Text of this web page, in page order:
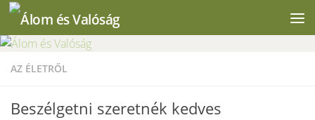
Skip to content
AZ ÉLETRŐL
Beszélgetni szeretnék kedves